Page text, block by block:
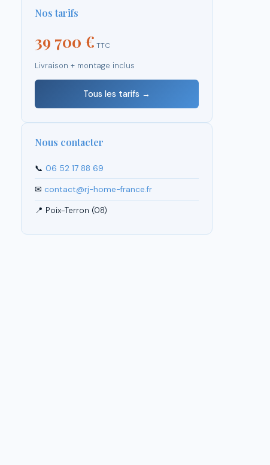
Nos tarifs
39 700 € TTC
Livraison + montage inclus
Tous les tarifs →
Nous contacter
📞 06 52 17 88 69
✉contact@rj-home-france.fr
📍 Poix-Terron (08)